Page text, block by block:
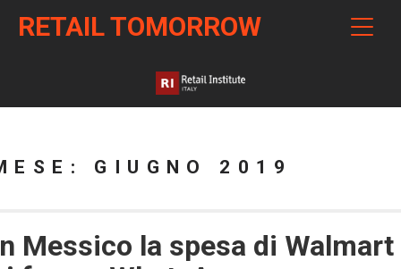
RETAIL TOMORROW
GIUGNO 2019
Messico la spesa di Walmart